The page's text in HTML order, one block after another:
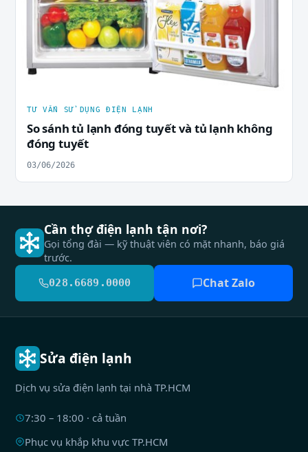
TƯ VẤN SỬ DỤNG ĐIỆN LẠNH
So sánh tủ lạnh đóng tuyết và tủ lạnh không
đóng tuyết
03/06/2026
Cần thợ điện lạnh tận nơi?
Gọi tổng đài — kỹ thuật viên có mặt nhanh, báo giá
trước.
028.6689.0000 Chat Zalo
Sửa điện lạnh
Dịch vụ sửa điện lạnh tại nhà TP.HCM
7:30 – 18:00 · cả tuần
Phục vụ khắp khu vực TP.HCM